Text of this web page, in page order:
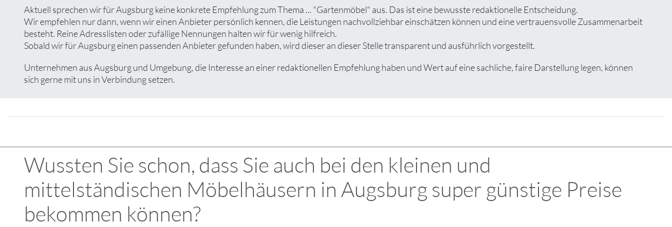
Aktuell sprechen wir für Augsburg keine konkrete Empfehlung zum Thema ... "Gartenmöbel" aus. Das ist eine bewusste redaktionelle Entscheidung.
Wir empfehlen nur dann, wenn wir einen Anbieter persönlich kennen, die Leistungen nachvollziehbar einschätzen können und eine vertrauensvolle Zusammenarbeit
besteht. Reine Adresslisten oder zufällige Nennungen halten wir für wenig hilfreich.
Sobald wir für Augsburg einen passenden Anbieter gefunden haben, wird dieser an dieser Stelle transparent und ausführlich vorgestellt.
Unternehmen aus Augsburg und Umgebung, die Interesse an einer redaktionellen Empfehlung haben und Wert auf eine sachliche, faire Darstellung legen, können
sich gerne mit uns in Verbindung setzen.
Wussten Sie schon, dass Sie auch bei den kleinen und
mittelständischen Möbelhäusern in Augsburg super günstige Preise
bekommen können?